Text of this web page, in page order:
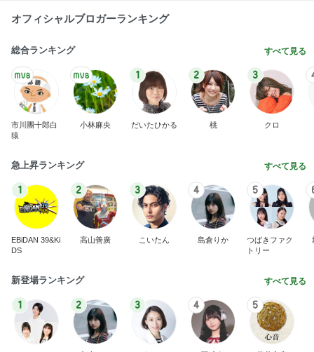
オフィシャルブロガーランキング
総合ランキング すべて見る
市川團十郎白
猿
小林麻央
1
だいたひかる
2
桃
3
クロ
急上昇ランキング すべて見る
1
EBiDAN 39&Ki
DS
2
高山善廣
3
こいたん
4
島倉りか
5
つばきファク
トリー
新登場ランキング すべて見る
1 2 3 4 5